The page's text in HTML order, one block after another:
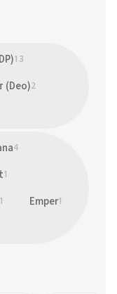
13
(Deo)2
4
1
1 Emper1